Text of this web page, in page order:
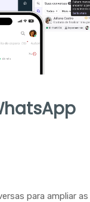
para ampliar as